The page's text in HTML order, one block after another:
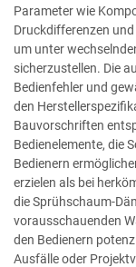
Parameter wie
Druckdifferenzen
um unter
sicherzustellen. Die
Bedienfehler und
den
Bauvorschriften
Bedienelemente, die
Bedienern
erzielen als bei
die Sprühschaum-
vorausschauenden
den Bedienern
Ausfälle oder